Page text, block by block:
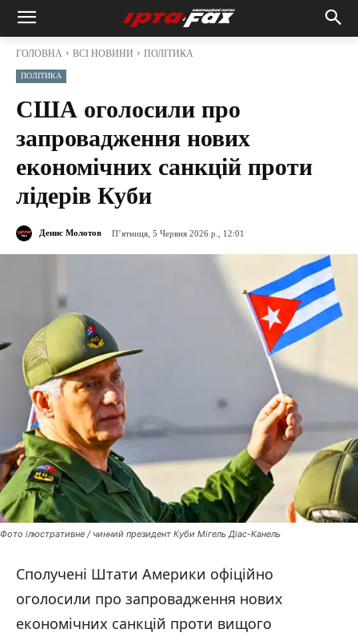
ГОЛОВНА ВСІ НОВИНИ ПОЛІТИКА
ПОЛІТИКА
США оголосили про
запровадження нових
економічних санкцій проти
лідерів Куби
Денис Молотов П’ятниця, 5 Червня 2026 р., 12:01
Фото ілюстративне / чинний президент Куби Мігель Діас-Канель
Сполучені Штати Америки офіційно
оголосили про запровадження нових
економічних санкцій проти вищого